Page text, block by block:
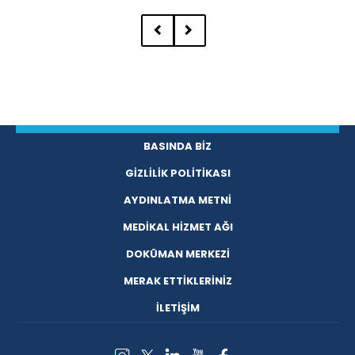
BASINDA BİZ
GİZLİLİK POLİTİKASI
AYDINLATMA METNİ
MEDİKAL HİZMET AĞI
DOKÜMAN MERKEZİ
MERAK ETTİKLERİNİZ
İLETİŞİM